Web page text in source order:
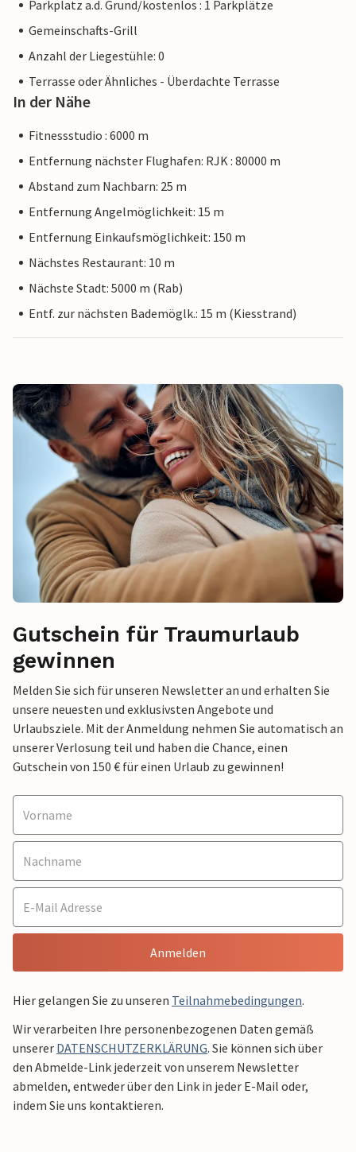
Parkplatz a.d. Grund/kostenlos : 1 Parkplätze
Gemeinschafts-Grill
Anzahl der Liegestühle: 0
Terrasse oder Ähnliches - Überdachte Terrasse
In der Nähe
Fitnessstudio : 6000 m
Entfernung nächster Flughafen: RJK : 80000 m
Abstand zum Nachbarn: 25 m
Entfernung Angelmöglichkeit: 15 m
Entfernung Einkaufsmöglichkeit: 150 m
Nächstes Restaurant: 10 m
Nächste Stadt: 5000 m (Rab)
Entf. zur nächsten Bademöglk.: 15 m (Kiesstrand)
Gutschein für Traumurlaub
gewinnen
Melden Sie sich für unseren Newsletter an und erhalten Sie
unsere neuesten und exklusivsten Angebote und
Urlaubsziele. Mit der Anmeldung nehmen Sie automatisch an
unserer Verlosung teil und haben die Chance, einen
Gutschein von 150 € für einen Urlaub zu gewinnen!
Anmelden
Hier gelangen Sie zu unseren Teilnahmebedingungen.
Wir verarbeiten Ihre personenbezogenen Daten gemäß
unserer DATENSCHUTZERKLÄRUNG. Sie können sich über
den Abmelde-Link jederzeit von unserem Newsletter
abmelden, entweder über den Link in jeder E-Mail oder,
indem Sie uns kontaktieren.